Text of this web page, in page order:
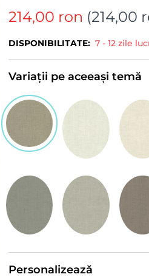
214,00 ron (214,00
DISPONIBILITATE: 7 - 12 zile
Variații pe aceeași temă
Personalizează